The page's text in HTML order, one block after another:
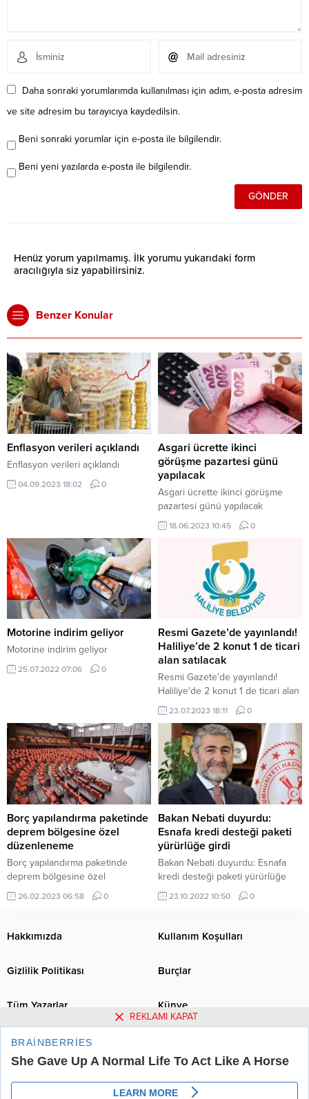
Daha sonraki yorumlarımda kullanılması için adım, e-posta adresim
ve site adresim bu tarayıcıya kaydedilsin.
Beni sonraki yorumlar için e-posta ile bilgilendir.
Beni yeni yazılarda e-posta ile bilgilendir.
Henüz yorum yapılmamış. İlk yorumu yukarıdaki form
aracılığıyla siz yapabilirsiniz.
Benzer Konular
Enflasyon verileri açıklandı
Enflasyon verileri açıklandı
04.09.2023 18:02 0
Asgari ücrette ikinci
görüşme pazartesi günü
yapılacak
Asgari ücrette ikinci görüşme
pazartesi günü yapılacak
18.06.2023 10:45 0
Motorine indirim geliyor
Motorine indirim geliyor
25.07.2022 07:06 0
Resmi Gazete’de yayınlandı!
Haliliye’de 2 konut 1 de ticari
alan satılacak
Resmi Gazete'de yayınlandı!
Haliliye'de 2 konut 1 de ticari alan
satılacak
23.07.2023 18:11 0
Borç yapılandırma paketinde
deprem bölgesine özel
düzenleneme
Borç yapılandırma paketinde
deprem bölgesine özel
düzenleneme
26.02.2023 06:58 0
Bakan Nebati duyurdu:
Esnafa kredi desteği paketi
yürürlüğe girdi
Bakan Nebati duyurdu: Esnafa
kredi desteği paketi yürürlüğe
girdi23.10.2022 10:50 0
Hakkımızda Kullanım Koşulları
Gizlilik Politikası Burçlar
Tüm Yazarlar Künye
İletişim
Urfa Postası Haber Sitesi
REKLAMI KAPAT